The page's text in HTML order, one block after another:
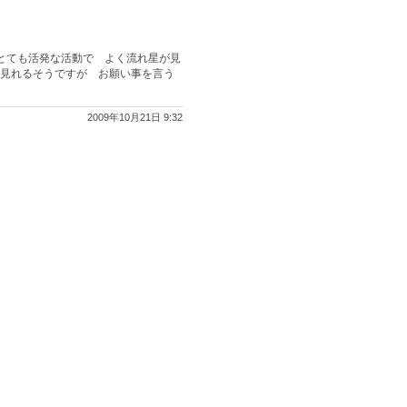
ても活発な活動で よく流れ星が見
れるそうですが お願い事を言う
2009年10月21日 9:32